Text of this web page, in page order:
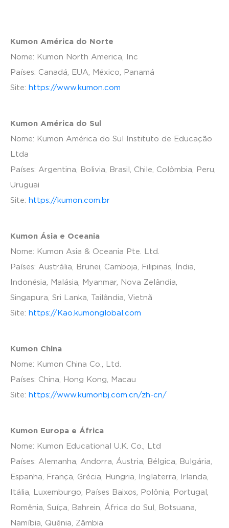
Kumon América do Norte
Nome: Kumon North America, Inc
Países: Canadá, EUA, México, Panamá
Site: https://www.kumon.com
Kumon América do Sul
Nome: Kumon América do Sul Instituto de Educação
Ltda
Países: Argentina, Bolivia, Brasil, Chile, Colômbia, Peru,
Uruguai
Site: https://kumon.com.br
Kumon Ásia e Oceania
Nome: Kumon Asia & Oceania Pte. Ltd.
Países: Austrália, Brunei, Camboja, Filipinas, Índia,
Indonésia, Malásia, Myanmar, Nova Zelândia,
Singapura, Sri Lanka, Tailândia, Vietnã
Site: https://Kao.kumonglobal.com
Kumon China
Nome: Kumon China Co., Ltd.
Países: China, Hong Kong, Macau
Site: https://www.kumonbj.com.cn/zh-cn/
Kumon Europa e África
Nome: Kumon Educational U.K. Co., Ltd
Países: Alemanha, Andorra, Áustria, Bélgica, Bulgária,
Espanha, França, Grécia, Hungria, Inglaterra, Irlanda,
Itália, Luxemburgo, Países Baixos, Polônia, Portugal,
Romênia, Suíça, Bahrein, África do Sul, Botsuana,
Namíbia, Quênia, Zâmbia